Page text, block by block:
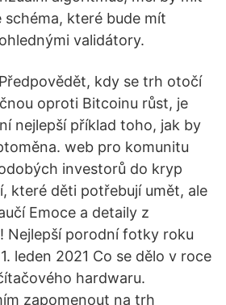
které bude mít
validátory.
kdy se trh otočí
oproti Bitcoinu růst, je
nejlepší příklad toho, jak by
web pro komunitu
investorů do kryp
které děti potřebují umět, ale
Emoce a detaily z
Nejlepší porodní fotky roku
leden 2021 Co se dělo v roce
hardwaru.
zapomenout na trh